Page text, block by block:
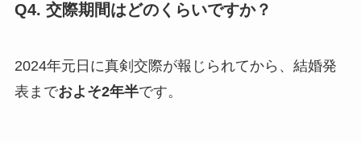
Q4. 交際期間はどのくらいですか？
2024年元日に真剣交際が報じられてから、結婚発
表までおよそ2年半です。